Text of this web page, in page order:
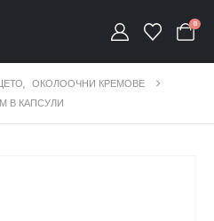
0
, ОКОЛООЧНИ КРЕМОВЕ
В КАПСУЛИ